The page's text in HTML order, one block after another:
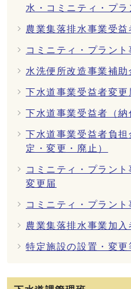
水・コミニティ・プラ
農業集落排水事業受
コミニティ・プラン
水洗便所改造事業補助
下水道事業受益者変更
下水道事業受益者（
下水道事業受益者負
定・変更・廃止）
コミニティ・プラント
変更届
コミニティ・プラン
農業集落排水事業加
特定施設の設置・変